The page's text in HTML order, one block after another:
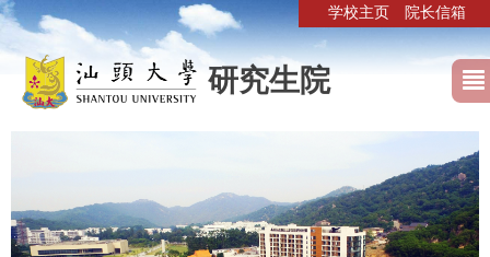
学校主页 院长信箱
研究生院